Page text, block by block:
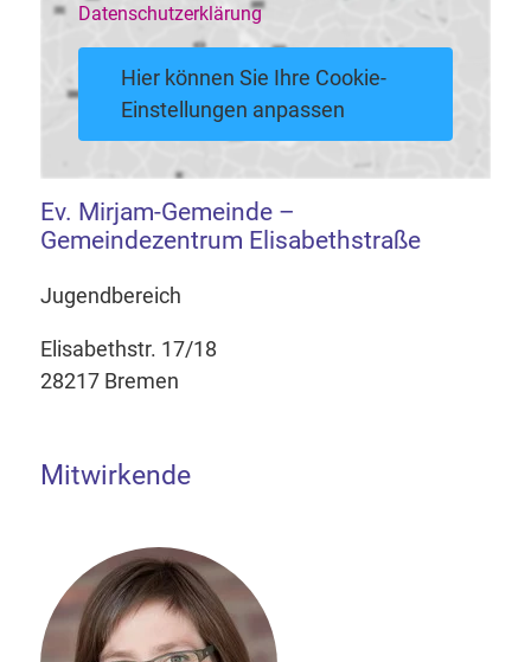
Datenschutzerklärung
Hier können Sie Ihre Cookie-
Einstellungen anpassen
Ev. Mirjam-Gemeinde –
Gemeindezentrum Elisabethstraße
Jugendbereich
Elisabethstr. 17/18
28217 Bremen
Mitwirkende